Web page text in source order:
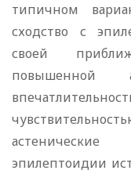
типичном
сходство с
своей
повышенной
эпилептоидии